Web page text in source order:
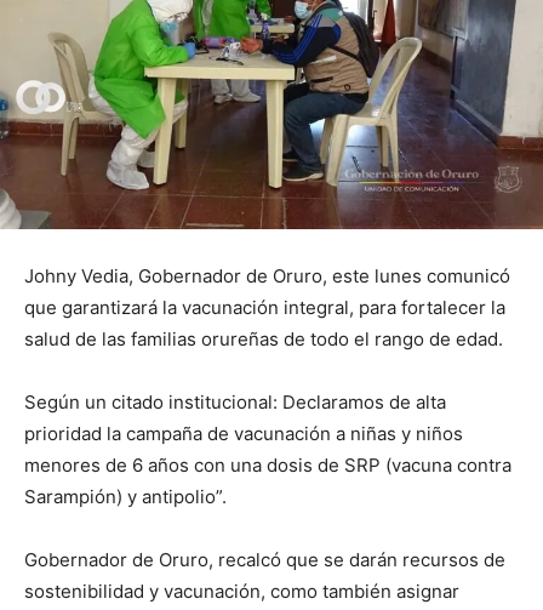
Johny Vedia, Gobernador de Oruro, este lunes comunicó
que garantizará la vacunación integral, para fortalecer la
salud de las familias orureñas de todo el rango de edad.
Según un citado institucional: Declaramos de alta
prioridad la campaña de vacunación a niñas y niños
menores de 6 años con una dosis de SRP (vacuna contra
Sarampión) y antipolio”.
Gobernador de Oruro, recalcó que se darán recursos de
sostenibilidad y vacunación, como también asignar